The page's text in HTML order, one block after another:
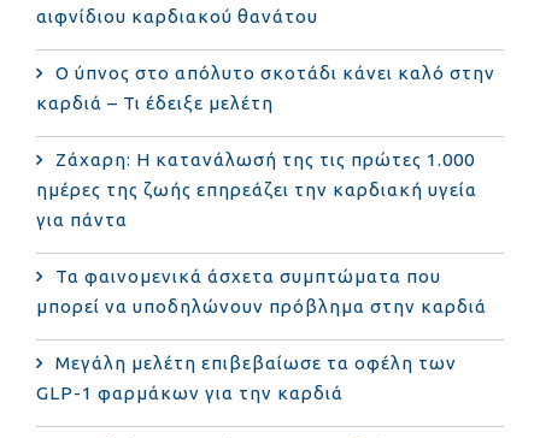
αιφνίδιου καρδιακού θανάτου
Ο ύπνος στο απόλυτο σκοτάδι κάνει καλό στην
καρδιά – Τι έδειξε μελέτη
Ζάχαρη: Η κατανάλωσή της τις πρώτες 1.000
ημέρες της ζωής επηρεάζει την καρδιακή υγεία
για πάντα
Τα φαινομενικά άσχετα συμπτώματα που
μπορεί να υποδηλώνουν πρόβλημα στην καρδιά
Μεγάλη μελέτη επιβεβαίωσε τα οφέλη των
GLP-1 φαρμάκων για την καρδιά